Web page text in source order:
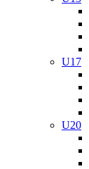
U17
U20